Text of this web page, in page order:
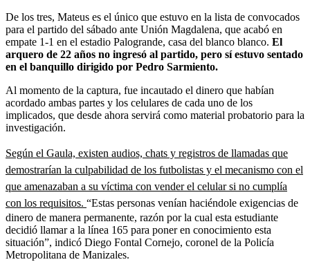
De los tres, Mateus es el único que estuvo en la lista de convocados
para el partido del sábado ante Unión Magdalena, que acabó en
empate 1-1 en el estadio Palogrande, casa del blanco blanco. El
arquero de 22 años no ingresó al partido, pero sí estuvo sentado
en el banquillo dirigido por Pedro Sarmiento.
Al momento de la captura, fue incautado el dinero que habían
acordado ambas partes y los celulares de cada uno de los
implicados, que desde ahora servirá como material probatorio para la
investigación.
Según el Gaula, existen audios, chats y registros de llamadas que
demostrarían la culpabilidad de los futbolistas y el mecanismo con el
que amenazaban a su víctima con vender el celular si no cumplía
con los requisitos. “Estas personas venían haciéndole exigencias de
dinero de manera permanente, razón por la cual esta estudiante
decidió llamar a la línea 165 para poner en conocimiento esta
situación”, indicó Diego Fontal Cornejo, coronel de la Policía
Metropolitana de Manizales.